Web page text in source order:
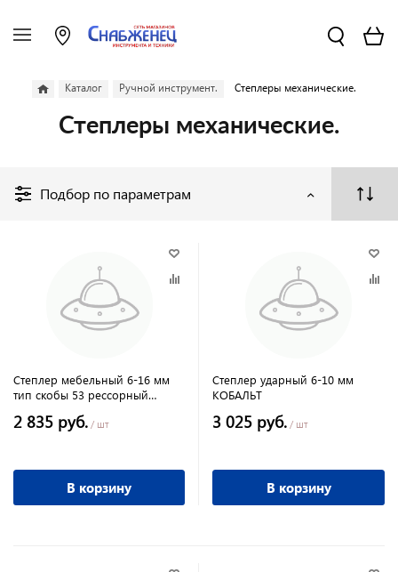
Каталог Ручной инструмент. Степлеры механические.
Степлеры механические.
Подбор по параметрам
Степлер мебельный 6-16 мм
тип скобы 53 рессорный
2 835 руб. / шт
В корзину
Степлер ударный 6-10 мм
КОБАЛЬТ
3 025 руб. / шт
В корзину